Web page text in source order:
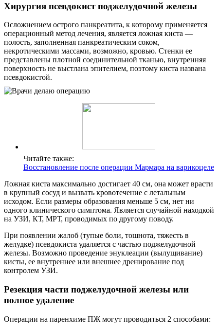
Хирургия псевдокист поджелудочной железы
Осложнением острого панкреатита, к которому применяется
операционный метод лечения, является ложная киста —
полость, заполненная панкреатическим соком,
некротическими массами, возможно, кровью. Стенки ее
представлены плотной соединительной тканью, внутренняя
поверхность не выстлана эпителием, поэтому киста названа
псевдокистой.
Читайте также:
Восстановление после операции Мармара на варикоцеле
Ложная киста максимально достигает 40 см, она может врасти
в крупный сосуд и вызвать кровотечение с летальным
исходом. Если размеры образования меньше 5 см, нет ни
одного клинического симптома. Является случайной находкой
на УЗИ, КТ, МРТ, проводимых по другому поводу.
При появлении жалоб (тупые боли, тошнота, тяжесть в
желудке) псевдокиста удаляется с частью поджелудочной
железы. Возможно проведение энуклеации (вылущивание)
кисты, ее внутреннее или внешнее дренирование под
контролем УЗИ.
Резекция части поджелудочной железы или
полное удаление
Операции на паренхиме ПЖ могут проводиться 2 способами: